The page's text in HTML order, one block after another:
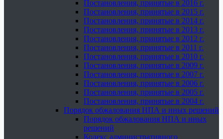
Постановления, принятые в 2016 г.
Постановления, принятые в 2015 г.
Постановления, принятые в 2014 г.
Постановления, принятые в 2013 г.
Постановления, принятые в 2012 г.
Постановления, принятые в 2011 г.
Постановления, принятые в 2010 г.
Постановления, принятые в 2009 г.
Постановления, принятые в 2007 г.
Постановления, принятые в 2006 г.
Постановления, принятые в 2005 г.
Постановления, принятые в 2004 г.
Порядок обжалования НПА и иных решений
Порядок обжалования НПА и иных
решений
Кодекс административного